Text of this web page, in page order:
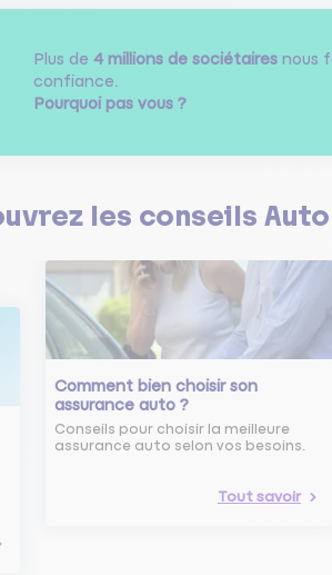
Plus de 4 millions de sociétairesnous
confiance.
Pourquoi pas vous ?
les conseils
Comment bien choisir son
assurance auto ?
Conseils pour choisir la meilleure
assurance auto selon vos besoins.
Tout savoir